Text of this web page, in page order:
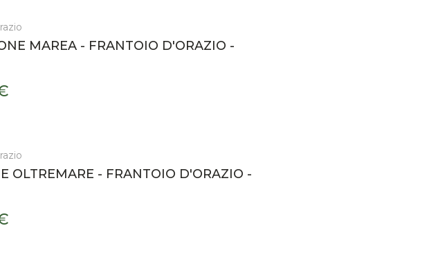
MAREA - FRANTOIO D'ORAZIO -
OLTREMARE - FRANTOIO D'ORAZIO -